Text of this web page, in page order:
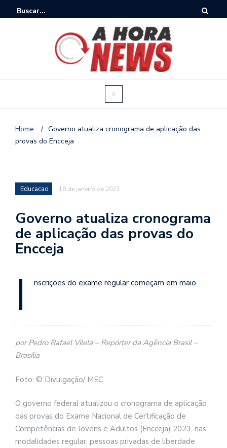
Home / Governo atualiza cronograma de aplicação das
provas do Encceja
Educacao 18 de janeiro de 2023
Governo atualiza cronograma
de aplicação das provas do
Encceja
I nscrições do exame regular começam em maio
por Pedro Rafael Vilela – Repórter da Agência Brasil –
Brasília
Foto: © Divulgação/ MEC
O governo federal atualizou o cronograma de aplicação
das provas do Exame Nacional de Certificação de
Competências de Jovens e Adultos (Encceja) 2023, nas
modalidades regular, pessoas privadas de liberdade